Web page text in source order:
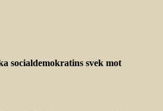
socialdemokratins svek mot